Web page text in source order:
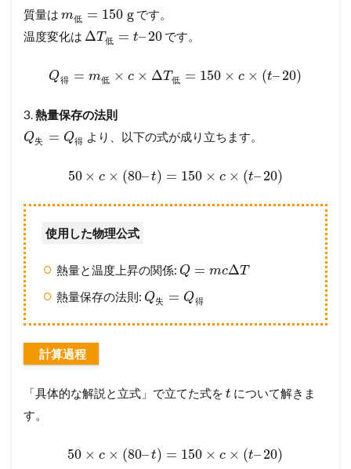
質量は m低 = 150 g です。
温度変化は ΔT 低 = t–20 です。
Q得 = m低 × c × ΔT低 = 150 × c × (t–20)
3.熱量保存の法則
Q失 = Q得 より、以下の式が成り立ちます。
50 × c × (80– t) = 150 × c × (t–20)
使用した物理公式
熱量と温度上昇の関係: Q = mcΔT
熱量保存の法則: Q失 = Q得
計算過程
「具体的な解説と立式」で立てた式を t について解きま
す。
50 × c × (80– t) = 150 × c × (t–20)